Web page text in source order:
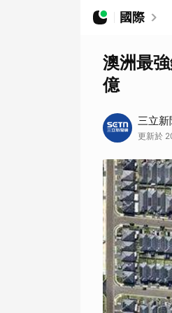
國際
澳洲最
億
三立新
更新於